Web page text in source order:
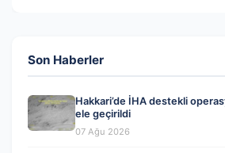
Son Haberler
Hakkari’de İHA destekli
ele geçirildi
07 Ağu 2026